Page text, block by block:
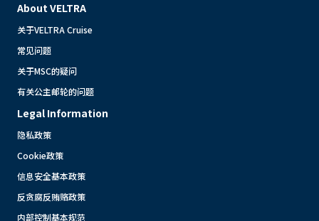
About VELTRA
关于VELTRA Cruise
常见问题
关于MSC的疑问
有关公主邮轮的问题
Legal Information
隐私政策
Cookie政策
信息安全基本政策
反贪腐反贿赂政策
内部控制基本规范